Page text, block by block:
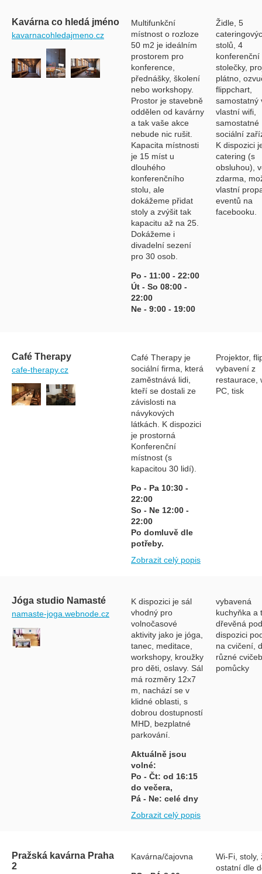
Kavárna co hledá jméno
kavarnacohledajmeno.cz
Multifunkční
místnost o rozloze
50 m2 je ideálním
prostorem pro
konference,
přednášky, školení
nebo workshopy.
Prostor je stavebně
oddělen od kavárny
a tak vaše akce
nebude nic rušit.
Kapacita místnosti
je 15 míst u
dlouhého
konferenčního
stolu, ale
dokážeme přidat
stoly a zvýšit tak
kapacitu až na 25.
Dokážeme i
divadelní sezení
pro 30 osob.
Po - 11:00 - 22:00
Út - So 08:00 -
22:00
Ne - 9:00 - 19:00
Židle, 5
stolů, 4
konferenční
stolečky,
plátno,
flippchart,
samostatný
vlastní wifi,
samostatné
sociální
K dispozici
catering (s
obsluhou),
zdarma,
vlastní
eventů na
facebooku.
Café Therapy
cafe-therapy.cz
Café Therapy je
sociální firma, která
zaměstnává lidi,
kteří se dostali ze
závislosti na
návykových
látkách. K dispozici
je prostorná
Konferenční
místnost (s
kapacitou 30 lidí).
Po - Pa 10:30 -
22:00
So - Ne 12:00 -
22:00
Po domluvě dle
potřeby.
Zobrazit celý popis
Projektor,
vybavení z
restaurace,
PC, tisk
Jóga studio Namasté
namaste-joga.webnode.cz
K dispozici je sál
vhodný pro
volnočasové
aktivity jako je jóga,
tanec, meditace,
workshopy, kroužky
pro děti, oslavy. Sál
má rozměry 12x7
m, nachází se v
klidné oblasti, s
dobrou dostupností
MHD, bezplatné
parkování.
Aktuálně jsou
volné:
Po - Čt: od 16:15
do večera,
Pá - Ne: celé dny
Zobrazit celý popis
vybavená
kuchyňka a
dřevěná
dispozici
na cvičení,
různé
pomůcky
Pražská kavárna Praha
2
Kavárna/čajovna
Wi-Fi, stoly,
ostatní dle